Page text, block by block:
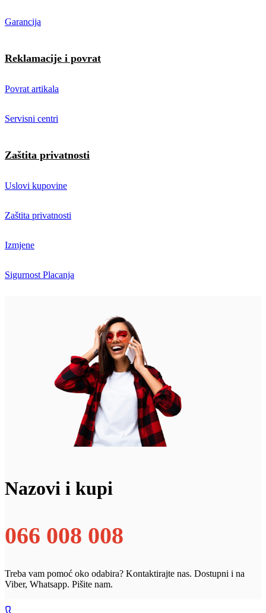
Garancija
Reklamacije i povrat
Povrat artikala
Servisni centri
Zaštita privatnosti
Uslovi kupovine
Zaštita privatnosti
Izmjene
Sigurnost Placanja
Nazovi i kupi
066 008 008
Treba vam pomoć oko odabira? Kontaktirajte nas. Dostupni i na
Viber, Whatsapp. Pišite nam.